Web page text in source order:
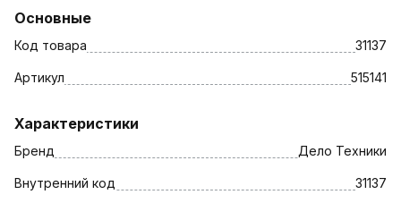
Основные
Код товара 31137
Артикул 515141
Характеристики
Бренд Дело Техники
Внутренний код 31137